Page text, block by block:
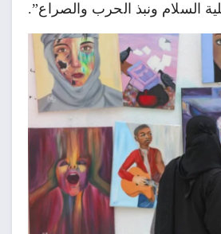
السلام ونبذ الحرب والصراع”.